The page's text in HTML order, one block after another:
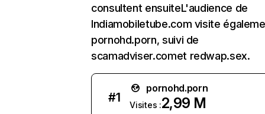
consultent ensuiteL'audience de
Indiamobiletube.com visite
pornohd.porn, suivi de
scamadviser.comet redwap.sex.
#1
pornohd.porn
Visites :2,99 M